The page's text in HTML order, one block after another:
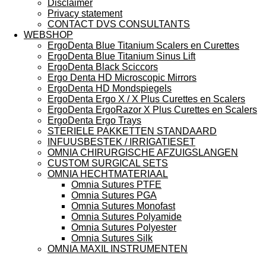
Disclaimer
Privacy statement
CONTACT DVS CONSULTANTS
WEBSHOP
ErgoDenta Blue Titanium Scalers en Curettes
ErgoDenta Blue Titanium Sinus Lift
ErgoDenta Black Sciccors
Ergo Denta HD Microscopic Mirrors
ErgoDenta HD Mondspiegels
ErgoDenta Ergo X / X Plus Curettes en Scalers
ErgoDenta ErgoRazor X Plus Curettes en Scalers
ErgoDenta Ergo Trays
STERIELE PAKKETTEN STANDAARD
INFUUSBESTEK / IRRIGATIESET
OMNIA CHIRURGISCHE AFZUIGSLANGEN
CUSTOM SURGICAL SETS
OMNIA HECHTMATERIAAL
Omnia Sutures PTFE
Omnia Sutures PGA
Omnia Sutures Monofast
Omnia Sutures Polyamide
Omnia Sutures Polyester
Omnia Sutures Silk
OMNIA MAXIL INSTRUMENTEN